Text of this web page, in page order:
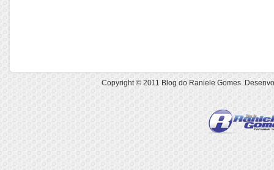
Copyright © 2011 Blog do Raniele Gomes .